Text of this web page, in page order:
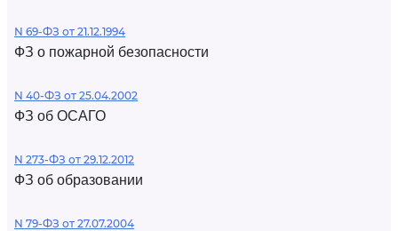
N 69-ФЗ от 21.12.1994
ФЗ о пожарной безопасности
N 40-ФЗ от 25.04.2002
ФЗ об ОСАГО
N 273-ФЗ от 29.12.2012
ФЗ об образовании
N 79-ФЗ от 27.07.2004